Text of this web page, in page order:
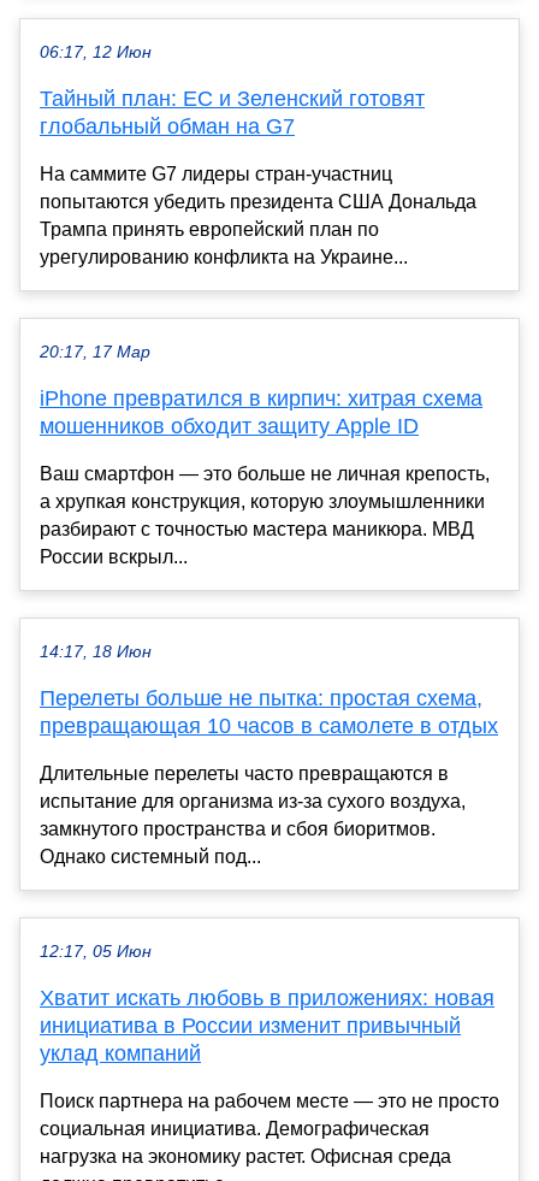
06:17, 12 Июн
Тайный план: ЕС и Зеленский готовят
глобальный обман на G7
На саммите G7 лидеры стран-участниц
попытаются убедить президента США Дональда
Трампа принять европейский план по
урегулированию конфликта на Украине...
20:17, 17 Мар
iPhone превратился в кирпич: хитрая схема
мошенников обходит защиту Apple ID
Ваш смартфон — это больше не личная крепость,
а хрупкая конструкция, которую злоумышленники
разбирают с точностью мастера маникюра. МВД
России вскрыл...
14:17, 18 Июн
Перелеты больше не пытка: простая схема,
превращающая 10 часов в самолете в отдых
Длительные перелеты часто превращаются в
испытание для организма из-за сухого воздуха,
замкнутого пространства и сбоя биоритмов.
Однако системный под...
12:17, 05 Июн
Хватит искать любовь в приложениях: новая
инициатива в России изменит привычный
уклад компаний
Поиск партнера на рабочем месте — это не просто
социальная инициатива. Демографическая
нагрузка на экономику растет. Офисная среда